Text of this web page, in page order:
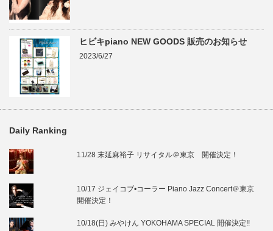
ヒビキpiano NEW GOODS 販売のお知らせ
2023/6/27
Daily Ranking
11/28 末延麻裕子 リサイタル＠東京 開催決定！
10/17 ジェイコブ•コーラー Piano Jazz Concert＠東京
開催決定！
10/18(日) みやけん YOKOHAMA SPECIAL 開催決定!!